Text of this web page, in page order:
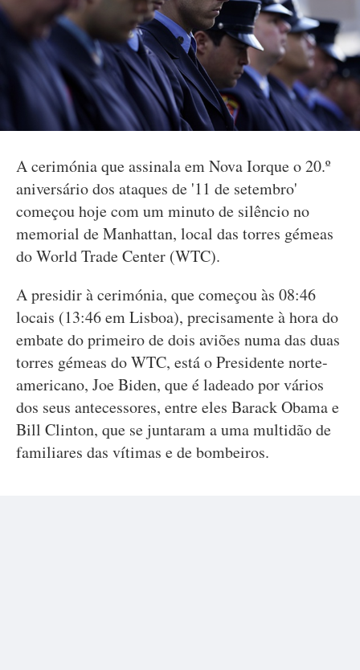
A cerimónia que assinala em Nova Iorque o 20.º
aniversário dos ataques de '11 de setembro'
começou hoje com um minuto de silêncio no
memorial de Manhattan, local das torres gémeas
do World Trade Center (WTC).
A presidir à cerimónia, que começou às 08:46
locais (13:46 em Lisboa), precisamente à hora do
embate do primeiro de dois aviões numa das duas
torres gémeas do WTC, está o Presidente norte-
americano, Joe Biden, que é ladeado por vários
dos seus antecessores, entre eles Barack Obama e
Bill Clinton, que se juntaram a uma multidão de
familiares das vítimas e de bombeiros.